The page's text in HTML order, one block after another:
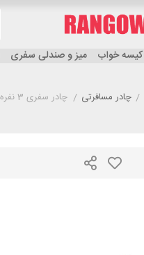
کیسه خواب میز و صندلی سفری
/ چادر مسافرتی / چادر سفری 3 نفره کچوا مدل QUECHUA MH100